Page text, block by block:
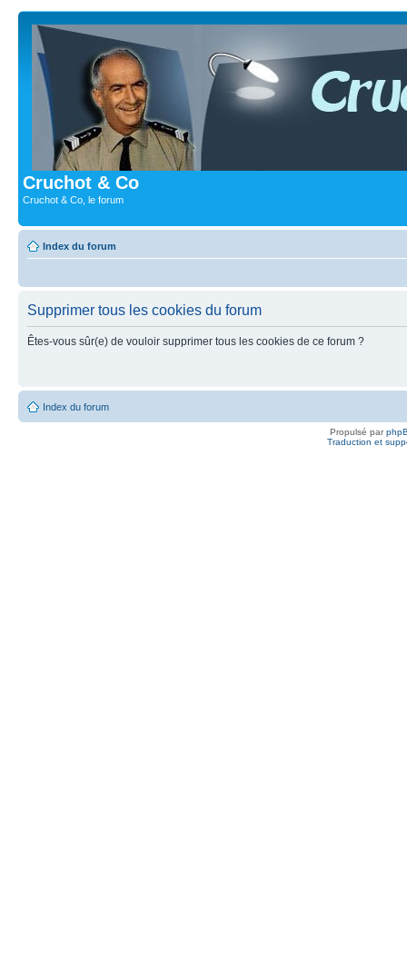
Cruchot & Co
Cruchot & Co, le forum
Index du forum
Supprimer tous les cookies du forum
Êtes-vous sûr(e) de vouloir supprimer tous les cookies de ce forum ?
Index du forum
Propulsé par
Traduction et